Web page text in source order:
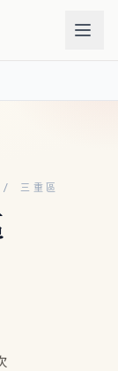
三重區